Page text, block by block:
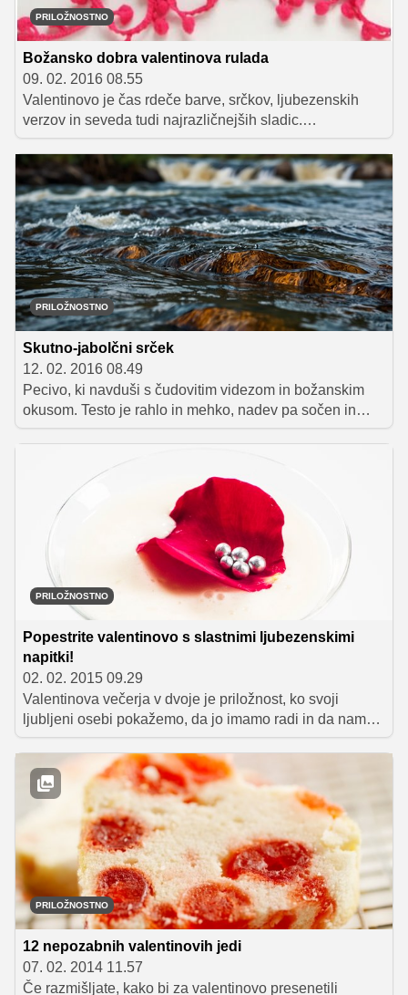
PRILOŽNOSTNO
Božansko dobra valentinova rulada
09. 02. 2016 08.55
Valentinovo je čas rdeče barve, srčkov, ljubezenskih
verzov in seveda tudi najrazličnejših sladic.
Predstavljamo vam sladico, ki vas bo navdušila s
čudovitim videzom in božanskim okusom. Gre za
omamno dobro rulado, sestavljeno iz kakavovega
biskvita, bele čokoladne kreme in sočnih svežih jagod.
Oh, božansko dobro!
PRILOŽNOSTNO
Skutno-jabolčni srček
12. 02. 2016 08.49
Pecivo, ki navduši s čudovitim videzom in božanskim
okusom. Testo je rahlo in mehko, nadev pa sočen in
slasten.
PRILOŽNOSTNO
Popestrite valentinovo s slastnimi ljubezenskimi
napitki!
02. 02. 2015 09.29
Valentinova večerja v dvoje je priložnost, ko svoji
ljubljeni osebi pokažemo, da jo imamo radi in da nam
nekaj pomeni. Poleg romantičnega vzdušja in skrbno
pripravljenih jedi lahko na ljubljeno osebo naredimo vtis
tudi s pravo pijačo. In prav valentinovi koktajli so tista
pika na i, ki večeru doda še dodaten pridih romantike.
Barman Mario Marković je za vse zaljubljence pripravil
tri zanimive koktajle, ki bodo zagotovo popestrili
dogajanje in poskrbeli za vzbujanje strasti.
PRILOŽNOSTNO
12 nepozabnih valentinovih jedi
07. 02. 2014 11.57
Če razmišljate, kako bi za valentinovo presenetili